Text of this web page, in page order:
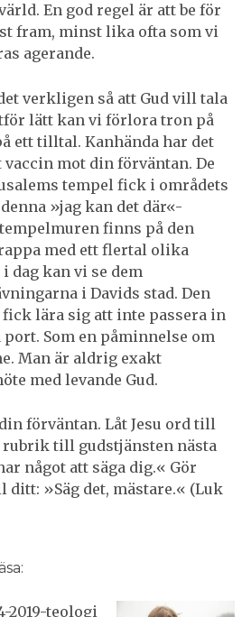
En god regel är att be för
fram, minst lika ofta som vi
agerande.
verkligen så att Gud vill tala
lätt kan vi förlora tron på
ett tilltal. Kanhända har det
mot din förväntan. De
tempel fick i områdets
»jag kan det där«-
finns på den
med ett flertal olika
dag kan vi se dem
i Davids stad. Den
lära sig att inte passera in
Som en påminnelse om
Man är aldrig exakt
med levande Gud.
förväntan. Låt Jesu ord till
till gudstjänsten nästa
något att säga dig.« Gör
ditt: »Säg det, mästare.« (Luk